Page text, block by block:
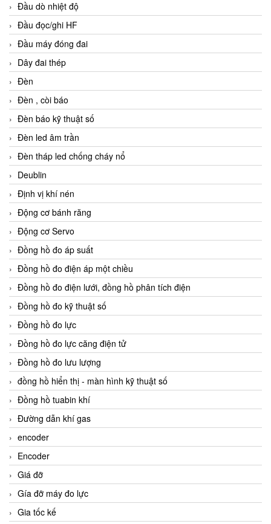
Đầu dò nhiệt độ
Đầu đọc/ghi HF
Đầu máy đóng đai
Dây đai thép
Đèn
Đèn , còi báo
Đèn báo kỹ thuật số
Đèn led âm trần
Đèn tháp led chống cháy nổ
Deublin
Định vị khí nén
Động cơ bánh răng
Động cơ Servo
Đồng hồ đo áp suất
Đồng hồ đo điện áp một chiều
Đồng hồ đo điện lưới, đồng hồ phân tích điện
Đồng hồ đo kỹ thuật số
Đồng hồ đo lực
Đồng hồ đo lực căng điện tử
Đồng hồ đo lưu lượng
đồng hồ hiển thị - màn hình kỹ thuật số
Đồng hồ tuabin khí
Đường dẫn khí gas
encoder
Encoder
Giá đỡ
Gía đỡ máy đo lực
Gia tốc kế